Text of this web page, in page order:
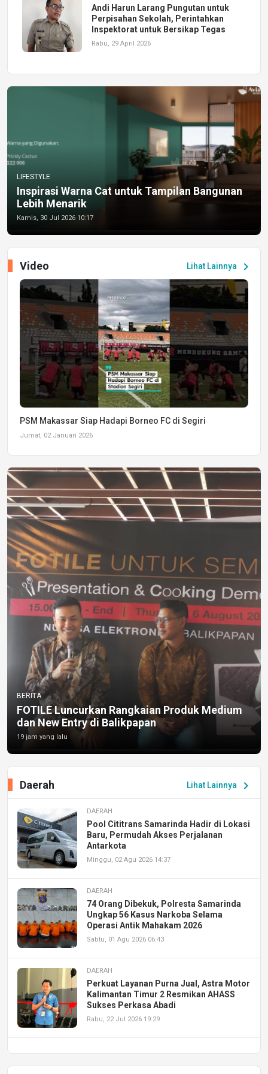
Andi Harun Larang Pungutan untuk
Perpisahan Sekolah, Perintahkan
Inspektorat untuk Bersikap Tegas
Rabu, 29 April 2026
LIFESTYLE
Inspirasi Warna Cat untuk Tampilan Bangunan
Lebih Menarik
Kamis, 30 Jul 2026 10:17
Lihat Lainnya chevron_right
Video
PSM Makassar Siap Hadapi Borneo FC di Segiri
Jumat, 02 Januari 2026
BERITA
FOTILE Luncurkan Rangkaian Produk Medium
dan New Entry di Balikpapan
19 jam yang lalu
Lihat Lainnya chevron_right
Daerah
DAERAH
Pool Cititrans Samarinda Hadir di Lokasi
Baru, Permudah Akses Perjalanan
Antarkota
Minggu, 02 Agu 2026 14:37
DAERAH
74 Orang Dibekuk, Polresta Samarinda
Ungkap 56 Kasus Narkoba Selama
Operasi Antik Mahakam 2026
Sabtu, 01 Agu 2026 06:43
DAERAH
Perkuat Layanan Purna Jual, Astra Motor
Kalimantan Timur 2 Resmikan AHASS
Sukses Perkasa Abadi
Rabu, 22 Jul 2026 19:29